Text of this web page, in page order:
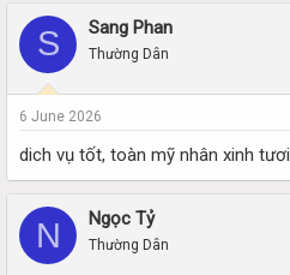
S Sang Phan
Thường Dân
6 June 2026
dich vụ tốt, toàn mỹ nhân xinh tươi
N Ngọc Tỷ
Thường Dân